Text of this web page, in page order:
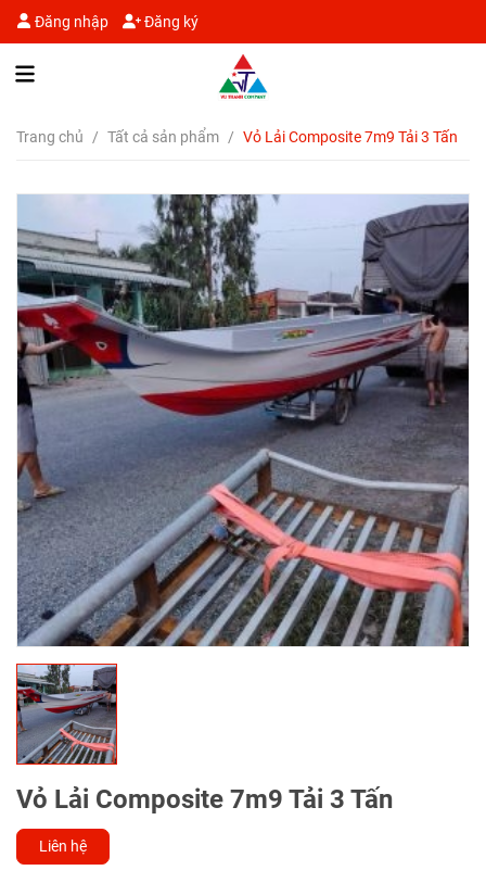
Đăng nhập Đăng ký
Trang chủ / Tất cả sản phẩm / Vỏ Lải Composite 7m9 Tải 3 Tấn
Vỏ Lải Composite 7m9 Tải 3 Tấn
Liên hệ